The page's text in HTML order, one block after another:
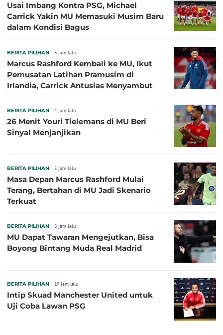
Usai Imbang Kontra PSG, Michael
Carrick Yakin MU Memasuki Musim Baru
dalam Kondisi Bagus
BERITA PILIHAN 3 jam lalu
Marcus Rashford Kembali ke MU, Ikut
Pemusatan Latihan Pramusim di
Irlandia, Carrick Antusias Menyambut
BERITA PILIHAN 4 jam lalu
26 Menit Youri Tielemans di MU Beri
Sinyal Menjanjikan
BERITA PILIHAN 5 jam lalu
Masa Depan Marcus Rashford Mulai
Terang, Bertahan di MU Jadi Skenario
Terkuat
BERITA PILIHAN 8 jam lalu
MU Dapat Tawaran Mengejutkan, Bisa
Boyong Bintang Muda Real Madrid
BERITA PILIHAN 19 jam lalu
Intip Skuad Manchester United untuk
Uji Coba Lawan PSG